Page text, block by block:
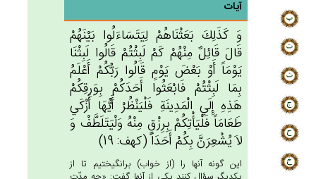
آیات
وَ كَذَلِك‌َ بَعَثْنَاهُم‌ْ لِيَتَسَاءَلُوا بَيْنَهُم‌ْ
قَال‌َ قَائِل‌ٌ مِنْهُم‌ْ كَم‌ْ لَبِثْتُم‌ْ قَالُوا لَبِثْنَا
يَوْمَاً أَوْ بَعْض‌َ يَوْم‌ٍ قَالُوا رَبُّكُم‌ْ أَعْلَم‌ُ
بِمَا لَبِثْتُم‌ْ فَابْعَثُوا أَحَدَكُمْ‌ بِوَرِقِكُم‌ْ
هَذِه‌ِ إِلَي‌ الْمَدِينَة‌ِ فَلْيَنْظُرْ أَيُّهَا أَزْكَي‌
طَعَامَاً فَلْيَأْتِكُمْ‌ بِرِزْق‌ٍ مِنْه‌ُ وَلْيَتَلَطَّف‌ْ وَ
لاَ يُشْعِرَن‌َّ بِكُم‌ْ أَحَدَاً (كهف: 19)
اين گونه آنها را (از خواب) برانگيختيم تا از